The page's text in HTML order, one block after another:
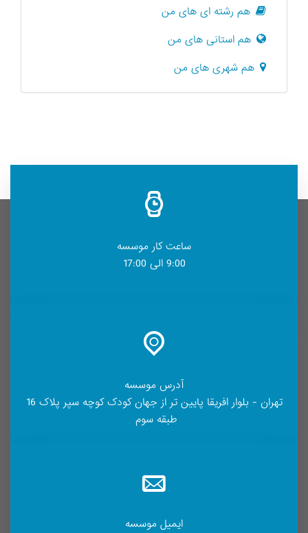
هم رشته ای های من
هم استانی های من
هم شهری های من
ساعت کار موسسه
9:00 الی 17:00
آدرس موسسه
تهران - بلوار افریقا پایین تر از جهان کودک کوچه سپر پلاک 16
طبقه سوم
ایمیل موسسه